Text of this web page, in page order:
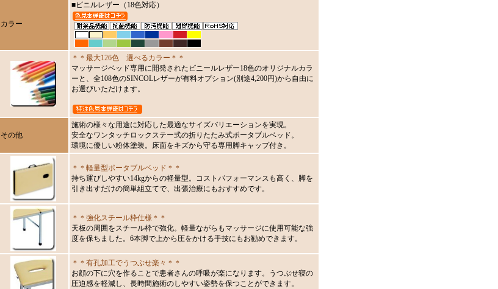
カラー
■ビニルレザー（18色対応）
＊＊最大126色 選べるカラー＊＊
マッサージベッド専用に開発されたビニールレザー18色のオリジナルカラ
ーと、全108色のSINCOLレザーが有料オプション(別途4,200円)から自由に
お選びいただけます。
その他
施術の様々な用途に対応した最適なサイズバリエーションを実現。
安全なワンタッチロックステー式の折りたたみ式ポータブルベッド。
環境に優しい粉体塗装。床面をキズから守る専用脚キャップ付き。
＊＊軽量型ポータブルベッド＊＊
持ち運びしやすい14kgからの軽量型。コストパフォーマンスも高く、脚を
引き出すだけの簡単組立てで、出張治療にもおすすめです。
＊＊強化スチール枠仕様＊＊
天板の周囲をスチール枠で強化。軽量ながらもマッサージに使用可能な強
度を保ちました。6本脚で上から圧をかける手技にもお勧めできます。
＊＊有孔加工でうつぶせ楽々＊＊
お顔の下に穴を作ることで患者さんの呼吸が楽になります。うつぶせ寝の
圧迫感を軽減し、長時間施術のしやすい姿勢を保つことができます。